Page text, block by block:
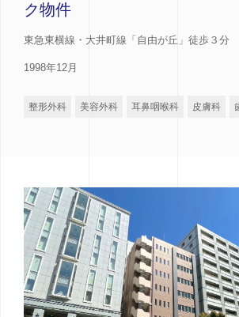
ク物件
東急東横線・大井町線「自由が丘」徒歩３分
1998年12月
整形外科 美容外科 耳鼻咽喉科 皮膚科